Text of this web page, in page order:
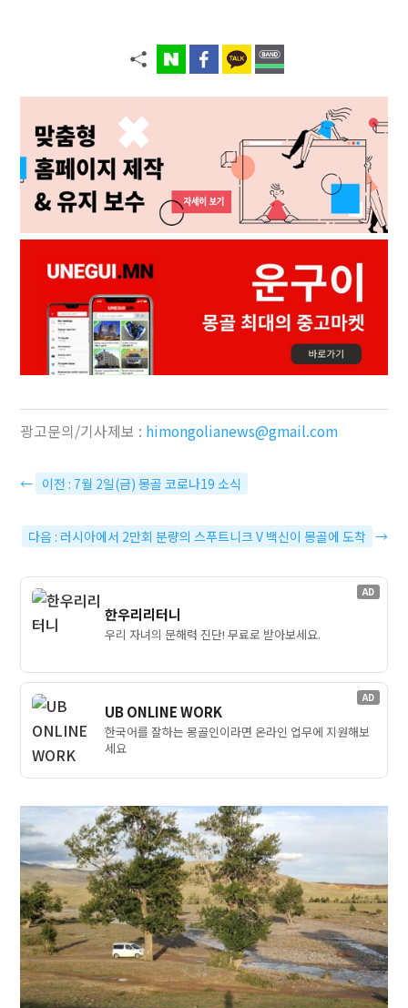
광고문의/기사제보 : himongolianews@gmail.com
← 이전 : 7월 2일(금) 몽골 코로나19 소식
다음 : 러시아에서 2만회 분량의 스푸트니크 V 백신이 몽골에 도착 →
AD
한우리리터니
우리 자녀의 문해력 진단! 무료로 받아보세요.
AD
UB ONLINE WORK
한국어를 잘하는 몽골인이라면 온라인 업무에 지원해보
세요